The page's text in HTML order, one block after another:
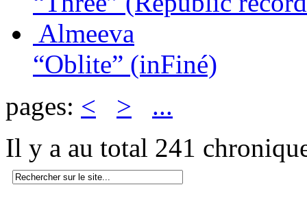
Almeeva
“Oblite” (inFiné)
pages: < >
...
Il y a au total 241